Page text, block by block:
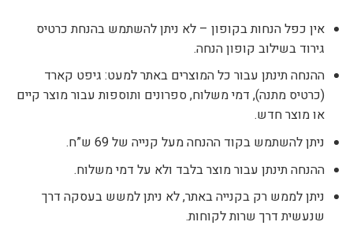
אין כפל הנחות בקופון – לא ניתן להשתמש בהנחת כרטיס
גירוד בשילוב קופון הנחה.
ההנחה תינתן עבור כל המוצרים באתר למעט: גיפט קארד
(כרטיס מתנה), דמי משלוח, ספרונים ותוספות עבור מוצר קיים
או מוצר חדש.
ניתן להשתמש בקוד ההנחה מעל קנייה של 69 ש”ח.
ההנחה תינתן עבור מוצר בלבד ולא על דמי משלוח.
ניתן לממש רק בקנייה באתר, לא ניתן למשש בעסקה דרך
שנעשית דרך שרות לקוחות.